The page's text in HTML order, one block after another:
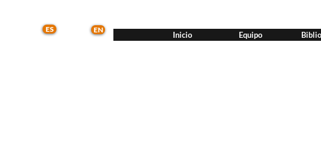
ES EN
Inicio Equipo